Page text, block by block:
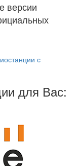
версии
с
для Вас: